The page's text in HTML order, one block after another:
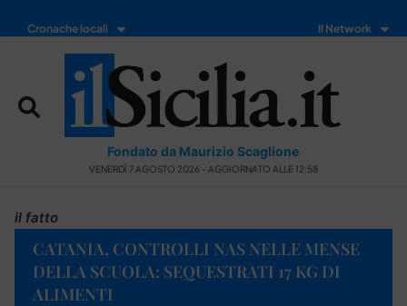
Cronache locali Il Network
Fondato da Maurizio Scaglione
VENERDÌ 7 AGOSTO 2026 - AGGIORNATO ALLE 12:58
il fatto
CATANIA, CONTROLLI NAS NELLE MENSE
DELLA SCUOLA: SEQUESTRATI 17 KG DI
ALIMENTI